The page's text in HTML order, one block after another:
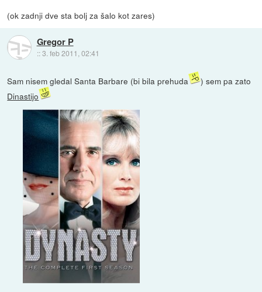
(ok zadnji dve sta bolj za šalo kot zares)
Gregor P
::3. feb 2011, 02:41
Sam nisem gledal Santa Barbare (bi bila prehuda
) sem pa zato
Dinastijo